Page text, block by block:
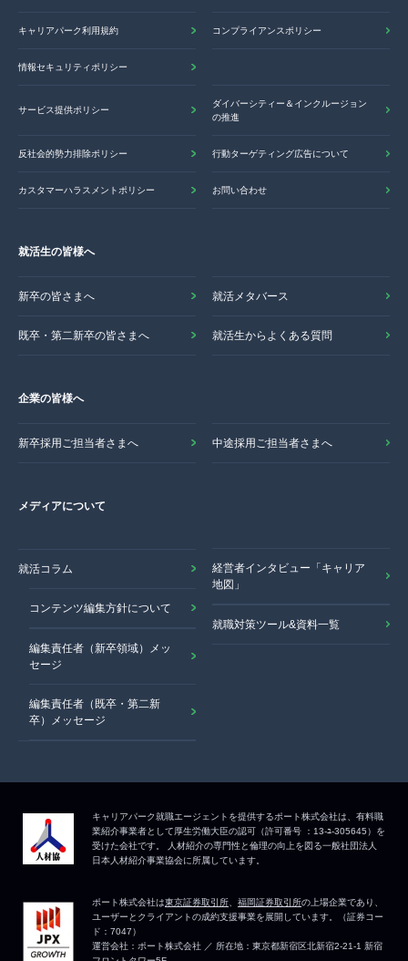
キャリアパーク利用規約 コンプライアンスポリシー
情報セキュリティポリシー
サービス提供ポリシー
ダイバーシティー＆インクルージョン
の推進
反社会的勢力排除ポリシー 行動ターゲティング広告について
カスタマーハラスメントポリシー お問い合わせ
就活生の皆様へ
新卒の皆さまへ 就活メタバース
既卒・第二新卒の皆さまへ 就活生からよくある質問
企業の皆様へ
新卒採用ご担当者さまへ 中途採用ご担当者さまへ
メディアについて
就活コラム
コンテンツ編集方針について
編集責任者（新卒領域）メッ
セージ
編集責任者（既卒・第二新
卒）メッセージ
経営者インタビュー「キャリア
地図」
就職対策ツール&資料一覧